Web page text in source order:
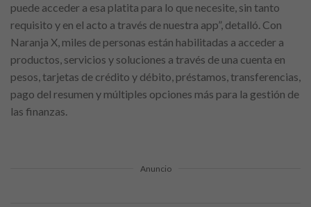
puede acceder a esa platita para lo que necesite, sin tanto
requisito y en el acto a través de nuestra app”, detalló. Con
Naranja X, miles de personas están habilitadas a acceder a
productos, servicios y soluciones a través de una cuenta en
pesos, tarjetas de crédito y débito, préstamos, transferencias,
pago del resumen y múltiples opciones más para la gestión de
las finanzas.
Anuncio